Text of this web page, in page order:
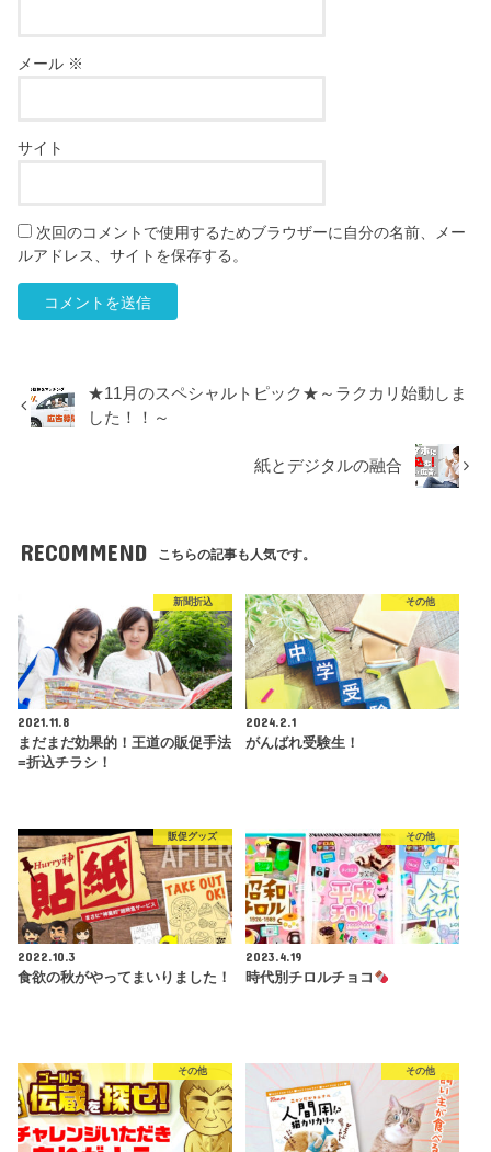
メール ※
サイト
次回のコメントで使用するためブラウザーに自分の名前、メー
ルアドレス、サイトを保存する。
★11月のスペシャルトピック★～ラクカリ始動しま
した！！～
紙とデジタルの融合
RECOMMEND こちらの記事も人気です。
新聞折込
2021.11.8
まだまだ効果的！王道の販促手法
=折込チラシ！
その他
2024.2.1
がんばれ受験生！
販促グッズ
2022.10.3
食欲の秋がやってまいりました！
その他
2023.4.19
時代別チロルチョコ
その他 その他